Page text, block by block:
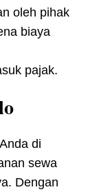
oleh pihak
biaya
pajak.
di
sewa
Dengan